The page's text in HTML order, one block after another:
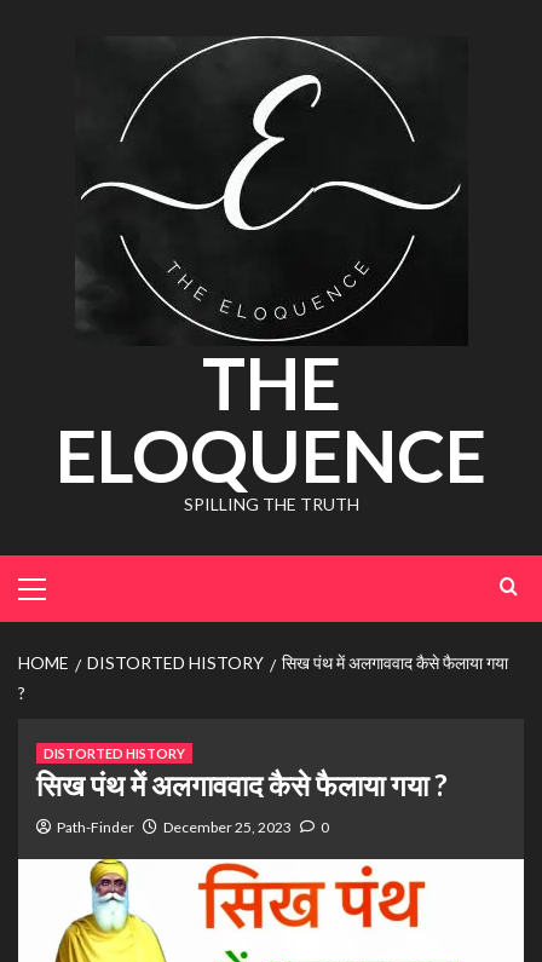
THE
ELOQUENCE
SPILLING THE TRUTH
HOME DISTORTED HISTORY
सिख पंथ में अलगाववाद कैसे फैलाया गया
?
DISTORTED HISTORY
सिख पंथ में अलगाववाद कैसे फैलाया गया ?
Path-Finder December 25, 2023 0